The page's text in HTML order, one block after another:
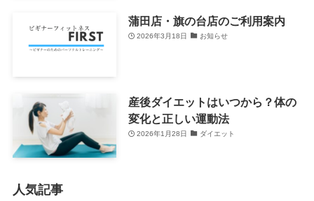
蒲田店・旗の台店のご利用案内
2026年3月18日 お知らせ
産後ダイエットはいつから？体の
変化と正しい運動法
2026年1月28日 ダイエット
人気記事